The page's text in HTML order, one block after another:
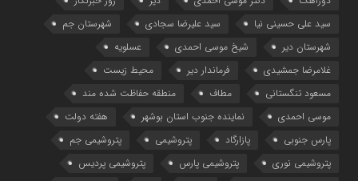
سید علی حسینی نیا
سید علیرضا سجادی
شهرستان جم
شهرستان دیر
شیخ موسی احمدی
عسلویه
غلامرضا جمشیدی
فرماندار دیر
محیط زیست
مسعود تنگستانی
مطاف
منطقه حفاظت شده مند
موسی احمدی
نماینده جنوب استان بوشهر
هفته دولت
پارس جنوبی
پازارگاد پتروشیمی
پتروشیمی جم
پتروشیمی نوری
پتروشیمی پارس
پتروشیمی پردیس